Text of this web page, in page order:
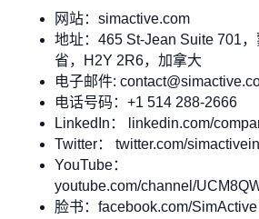
网站：simactive.com
地址：465 St-Jean Suite 701
省，H2Y 2R6，加拿大
电子邮件:
电话号码：+1 514 288-2666
LinkedIn： linkedin.com/
Twitter： twitter.com/
YouTube：
youtube.com/channel/
脸书：facebook.com/SimActive